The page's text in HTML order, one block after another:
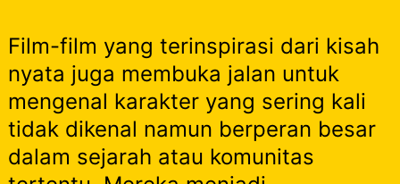
Film-film yang terinspirasi dari kisah
nyata juga membuka jalan untuk
mengenal karakter yang sering kali
tidak dikenal namun berperan besar
dalam sejarah atau komunitas